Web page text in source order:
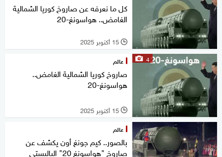
كل ما نعرفه عن صاروخ كوريا الشمالية
الغامض.. هواسونغ-20
l 15 أكتوبر 2025
4 عالم
صاروخ كوريا الشمالية الغامض..
هواسونغ-20
l 15 أكتوبر 2025
عالم
بالصور.. كيم جونغ أون يكشف عن
صاروخ "هواسونغ 20" الباليستي